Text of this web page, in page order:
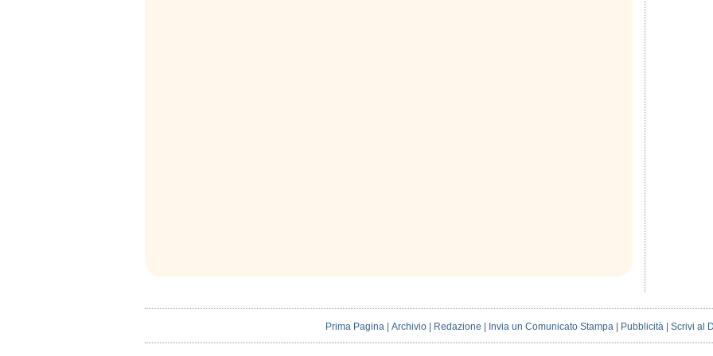
Prima Pagina| Archivio| Redazione Invia un Comunicato Stampa| Pubblicità| Scrivi al